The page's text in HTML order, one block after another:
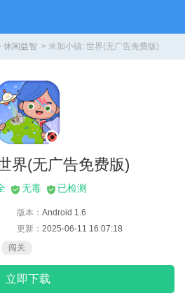
休闲益智 > 米加小镇: 世界(无广告免费版)
界(无广告免费版)
无毒 已检测
立即下载
版本： Android 1.6
更新： 2025-06-11 16:07:18
闯关